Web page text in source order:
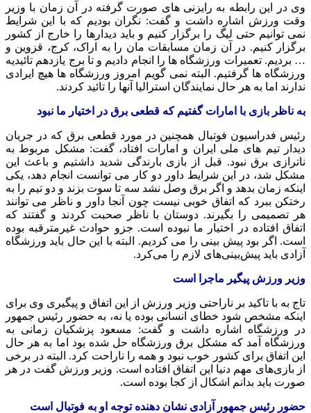
وی در این رابطه به رایزنی های صورت گرفته در آن زمان با وزیر
وقت ورزش اشاره داشت و گفت: نگران بودیم که با این شرایط
نمی توانیم حتی لیگ را برگزار کنیم و باید دیدارها را خارج از کشور
برگزار کنیم. در آن زمان مسابقات مان را به اراک، کرج، قزوین و
… بردیم. تعمیرات ورزشگاه ها را انجام دادیم و تا برج یازدهم تائیدیه
ورزشگاه ها گرفتیم. البته نمی گویم امروز ورزشگاه ها هیچ ایرادی
ندارند اما به هر حال نمایندگان استرالیا آنها را تائید کردند.
به ناظر بازی با امارات گفتیم که قطعی برق در اختیار ما نبود
رئیس فدراسیون فوتبال همچنین در مورد قطعی برق که در جریان
دیدار تیم های ملی ایران و امارات افتاد، گفت: مشکل مربوط به
ناترازی برق نبود. قبل از بازی بارندگی شدید داشتیم و باعث این
مشکل شد، در این شرایط داور دو کار می توانست انجام دهد، یکی
اینکه زمان بدهد و اگر برق وصل نشد سه تا سوت بزند و دو تیم را به
رختکن ببرد که اتفاق خوبی نیست چون آنجا داور و ناظر می توانند
هر تصمیمی را بگیرند. دوستان با ناظر صحبت کردند و گفتند که
اتفاق افتاده در اختیار ما نبوده است. جزو حوادث غیرمترقبه بوده
است. اگر بود پیش بینی را می کردیم. البته با این حال باید ورزشگاه
آزادی باید پیش‌بینی‌های لازم را می‌کرد.
وزیر ورزش پیگیر ماجرا است
تاج به با تاکید بر ناراحتی وزیر ورزش از این اتفاق و پیگیری وی برای
اینکه مشخص شود خطای انسانی بوده یا نه، به حضور رئیس جمهور
در ورزشگاه اشاره داشت و گفت: مسعود پزشکیان زمانی به
ورزشگاه آمد که مشکل برق ورزشگاه حل شده بود اما به هر حال
این اتفاق برای کشور خوب نبود و همه را ناراحت کرد. البته در برخی
از بازی‌های مهم دنیا این اتفاق افتاده است. وزیر ورزش گفت در هر
صورت باید بدانم اشکال از کجا بوده است.
حضور رئیس جمهور آزادی نشان دهنده توجه او به فوتبال است